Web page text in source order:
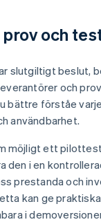
och
slutgiltigt beslut,
och
bättre förståe
användbarhet.
möjligt ett
den i en
prestanda och
kan ge
i